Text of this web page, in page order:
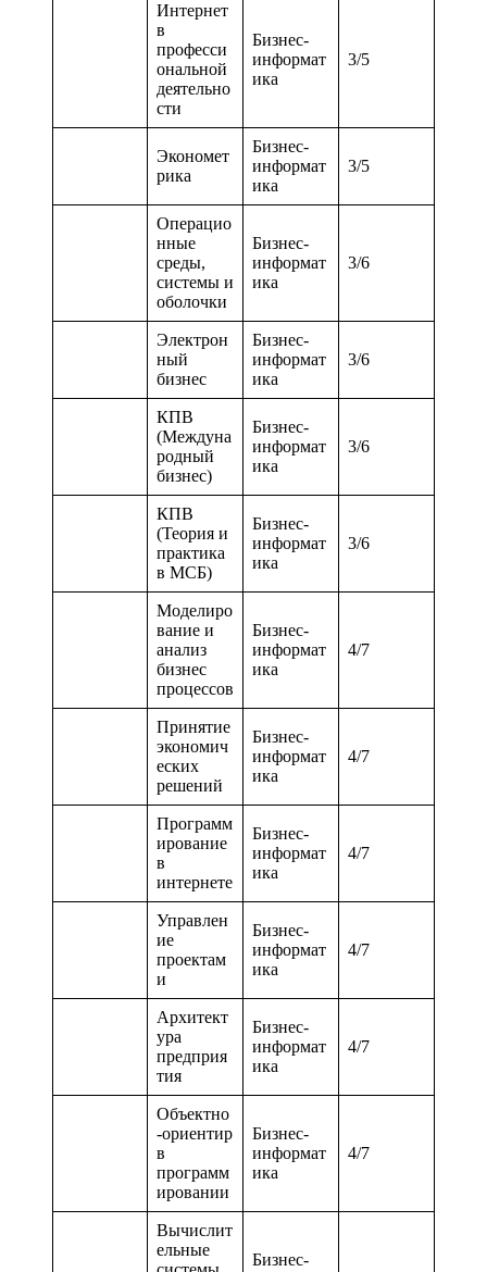
Интернет
в
професси
ональной
деятельно
сти
Бизнес-
информат
ика
3/5
Экономет
рика
Бизнес-
информат
ика
3/5
Операцио
нные
среды,
системы и
оболочки
Бизнес-
информат
ика
3/6
Электрон
ный
бизнес
Бизнес-
информат
ика
3/6
КПВ
(Междуна
родный
бизнес)
Бизнес-
информат
ика
3/6
КПВ
(Теория и
практика
в МСБ)
Бизнес-
информат
ика
3/6
Моделиро
вание и
анализ
бизнес
процессов
Бизнес-
информат
ика
4/7
Принятие
экономич
еских
решений
Бизнес-
информат
ика
4/7
Программ
ирование
в
интернете
Бизнес-
информат
ика
4/7
Управлен
ие
проектам
и
Бизнес-
информат
ика
4/7
Архитект
ура
предприя
тия
Бизнес-
информат
ика
4/7
Объектно
-ориентир
в
программ
ировании
Бизнес-
информат
ика
4/7
Вычислит
ельные
Бизнес-